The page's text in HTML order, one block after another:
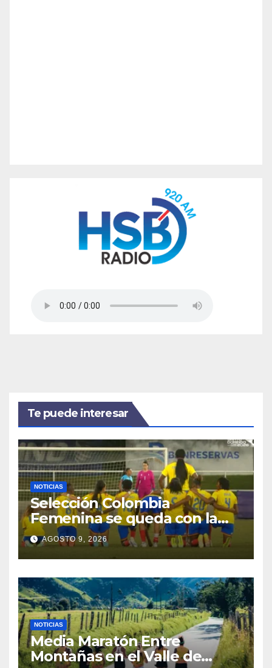
Te puede interesar
NOTICIAS
Selección Colombia
Femenina se queda con la
plata: dramática derrota ante
México en los Juegos
Centroamericanos y del
Caribe
AGOSTO 9, 2026
NOTICIAS
Media Maratón Entre
Montañas en el Valle de